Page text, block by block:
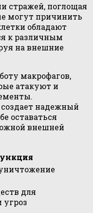
стражей, поглощая
могут причинить
обладают
к различным
на внешние
макрофагов,
атакуют и
надежный
оставаться
внешней
для
угроз